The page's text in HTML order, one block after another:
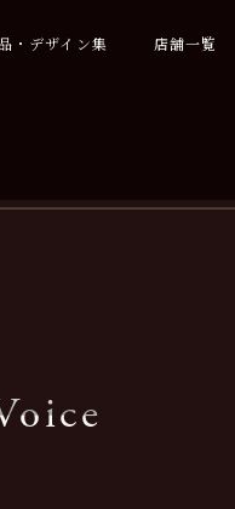
・デザイン集 店舗一覧